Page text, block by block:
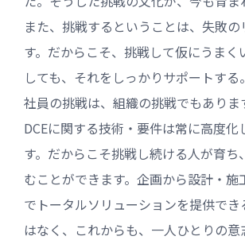
また、挑戦するということは、失敗
す。だからこそ、挑戦して仮にうまく
しても、それをしっかりサポートする
社員の挑戦は、組織の挑戦でもありま
DCEに関する技術・要件は常に高度化
す。だからこそ挑戦し続ける人が育ち
むことができます。企画から設計・施
でトータルソリューションを提供で
はなく、これからも、一人ひとりの意